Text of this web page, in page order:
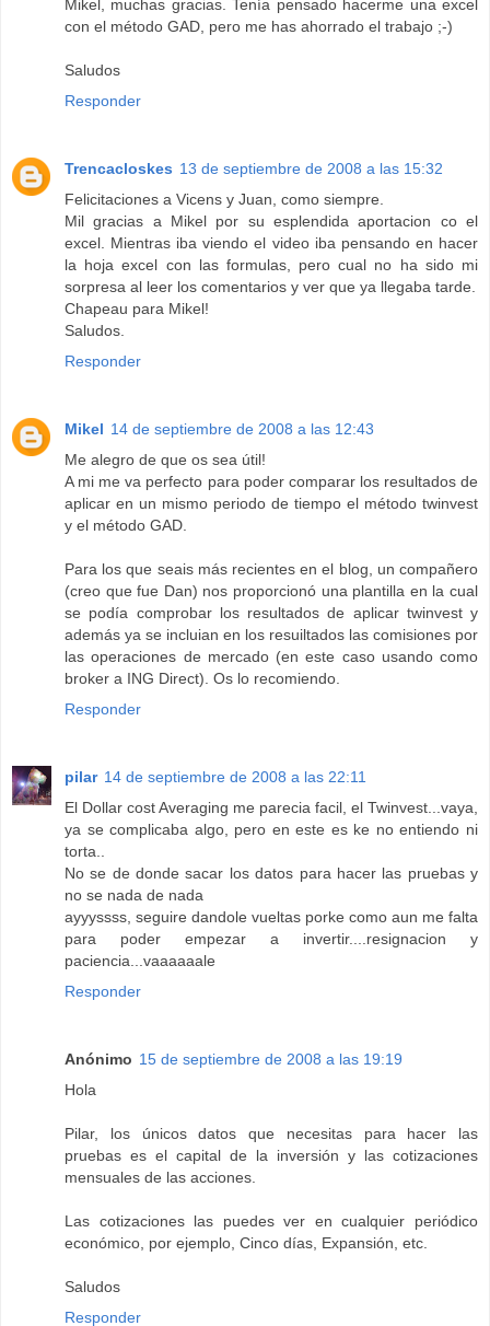
Mikel, muchas gracias. Tenía pensado hacerme una excel
con el método GAD, pero me has ahorrado el trabajo ;-)
Saludos
Responder
Trencacloskes 13 de septiembre de 2008 a las 15:32
Felicitaciones a Vicens y Juan, como siempre.
Mil gracias a Mikel por su esplendida aportacion co el
excel. Mientras iba viendo el video iba pensando en hacer
la hoja excel con las formulas, pero cual no ha sido mi
sorpresa al leer los comentarios y ver que ya llegaba tarde.
Chapeau para Mikel!
Saludos.
Responder
Mikel 14 de septiembre de 2008 a las 12:43
Me alegro de que os sea útil!
A mi me va perfecto para poder comparar los resultados de
aplicar en un mismo periodo de tiempo el método twinvest
y el método GAD.
Para los que seais más recientes en el blog, un compañero
(creo que fue Dan) nos proporcionó una plantilla en la cual
se podía comprobar los resultados de aplicar twinvest y
además ya se incluian en los resuiltados las comisiones por
las operaciones de mercado (en este caso usando como
broker a ING Direct). Os lo recomiendo.
Responder
pilar 14 de septiembre de 2008 a las 22:11
El Dollar cost Averaging me parecia facil, el Twinvest...vaya,
ya se complicaba algo, pero en este es ke no entiendo ni
torta..
No se de donde sacar los datos para hacer las pruebas y
no se nada de nada
ayyyssss, seguire dandole vueltas porke como aun me falta
para poder empezar a invertir....resignacion y
paciencia...vaaaaaale
Responder
Anónimo 15 de septiembre de 2008 a las 19:19
Hola
Pilar, los únicos datos que necesitas para hacer las
pruebas es el capital de la inversión y las cotizaciones
mensuales de las acciones.
Las cotizaciones las puedes ver en cualquier periódico
económico, por ejemplo, Cinco días, Expansión, etc.
Saludos
Responder